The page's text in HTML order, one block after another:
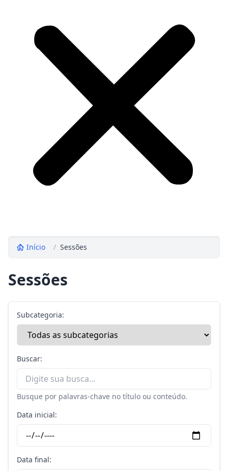
Início / Sessões
Sessões
Subcategoria:
Buscar:
Busque por palavras-chave no título ou conteúdo.
Data inicial:
Data final: